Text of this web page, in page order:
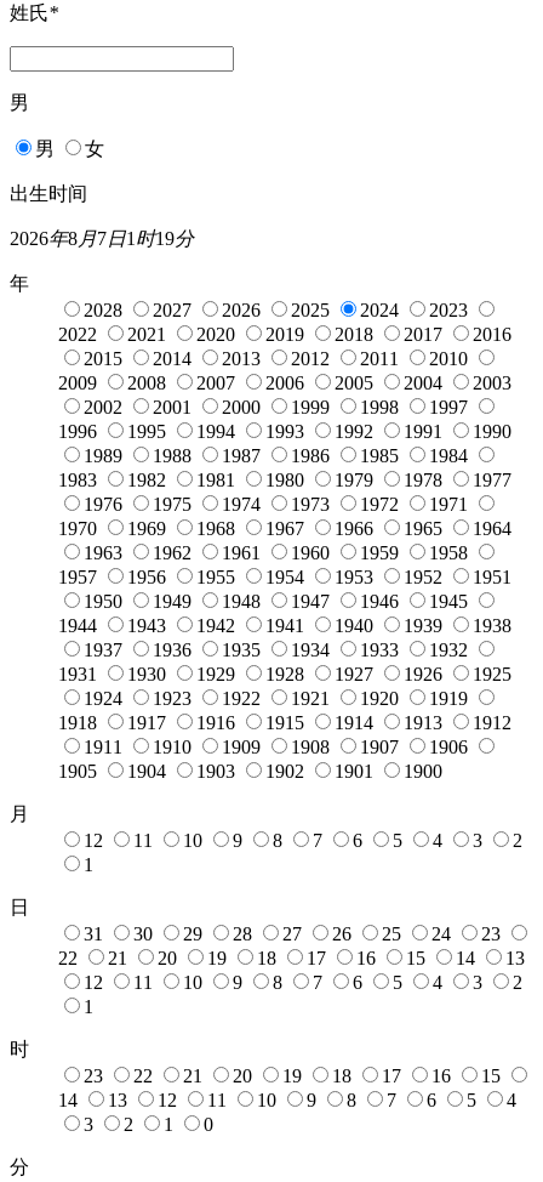
姓氏*
男
男 女
出生时间
2026年8月7日1 时19分
年
2028
2027 2026 2025 2024
2023
2022
2021 2020 2019 2018 2017
2016
2015
2014 2013 2012 2011
2010
2009
2008 2007 2006 2005 2004
2003
2002
2001 2000 1999 1998
1997
1996
1995 1994 1993 1992 1991
1990
1989
1988 1987 1986 1985
1984
1983
1982 1981 1980 1979 1978
1977
1976
1975 1974 1973 1972
1971
1970
1969 1968 1967 1966 1965
1964
1963
1962 1961 1960 1959
1958
1957
1956 1955 1954 1953 1952
1951
1950
1949 1948 1947 1946
1945
1944
1943 1942 1941 1940 1939
1938
1937
1936 1935 1934 1933
1932
1931
1930 1929 1928 1927 1926
1925
1924
1923 1922 1921 1920
1919
1918
1917 1916 1915 1914 1913
1912
1911
1910 1909 1908 1907
1906
1905
1904 1903 1902 1901 1900
月
12
11 10 9 8 7 6 5 4 3
2
1
日
31
30 29 28 27 26 25 24
23
22
21 20 19 18 17 16 15 14
13
12
11 10 9 8 7 6 5 4 3
2
1
时
23
22 21 20 19 18 17 16
15
14
13 12 11 10 9 8 7 6 5
4
3
2 1 0
分